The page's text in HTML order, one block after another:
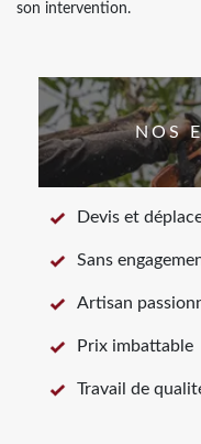
son intervention.
NOS
Devis et
Sans
Artisan
Prix imbattable
Travail de